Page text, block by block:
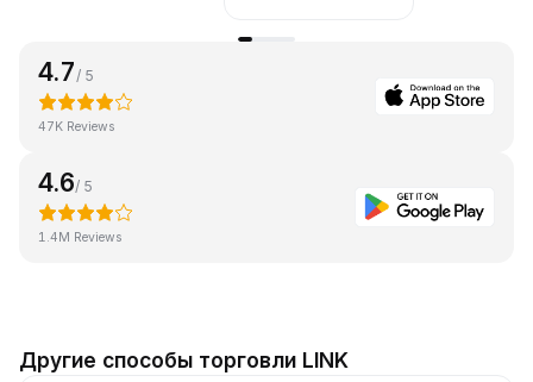
4.7 / 5
47K Reviews
4.6/ 5
1.4M Reviews
Другие способы торговли LINK